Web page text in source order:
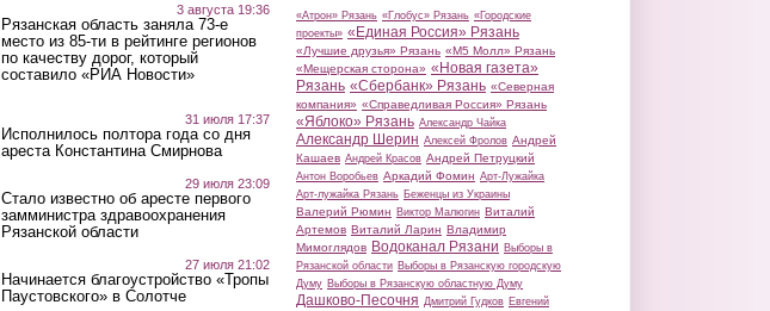
3 августа 19:36
Рязанская область заняла 73-е
место из 85-ти в рейтинге регионов
по качеству дорог, который
составило «РИА Новости»
31 июля 17:37
Исполнилось полтора года со дня
ареста Константина Смирнова
29 июля 23:09
Стало известно об аресте первого
замминистра здравоохранения
Рязанской области
27 июля 21:02
Начинается благоустройство «Тропы
Паустовского» в Солотче
«Атрон» Рязань «Глобус» Рязань «Городские
проекты» «Единая Россия» Рязань
«Лучшие друзья» Рязань «М5 Молл» Рязань
«Мещерская сторона» «Новая газета»
Рязань «Сбербанк» Рязань «Северная
компания» «Справедливая Россия» Рязань
«Яблоко» Рязань Александр Чайка
Александр Шерин Алексей Фролов Андрей
Кашаев Андрей Красов Андрей Петруцкий
Антон Воробьев Аркадий Фомин Арт-Лужайка
Арт-лужайка Рязань Беженцы из Украины
Валерий Рюмин Виктор Малюгин Виталий
Артемов Виталий Ларин Владимир
Мимоглядов Водоканал Рязани Выборы в
Рязанской области Выборы в Рязанскую городскую
Думу Выборы в Рязанскую областную Думу
Дашково-Песочня Дмитрий Гудков Евгений